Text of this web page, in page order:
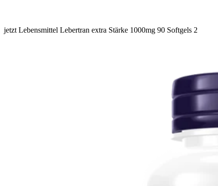
jetzt Lebensmittel Lebertran extra Stärke 1000mg 90 Softgels 2